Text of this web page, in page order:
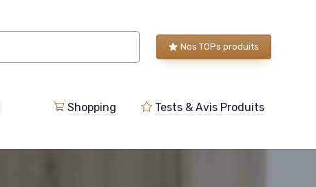
Nos TOPs produits
Shopping Tests & Avis Produits